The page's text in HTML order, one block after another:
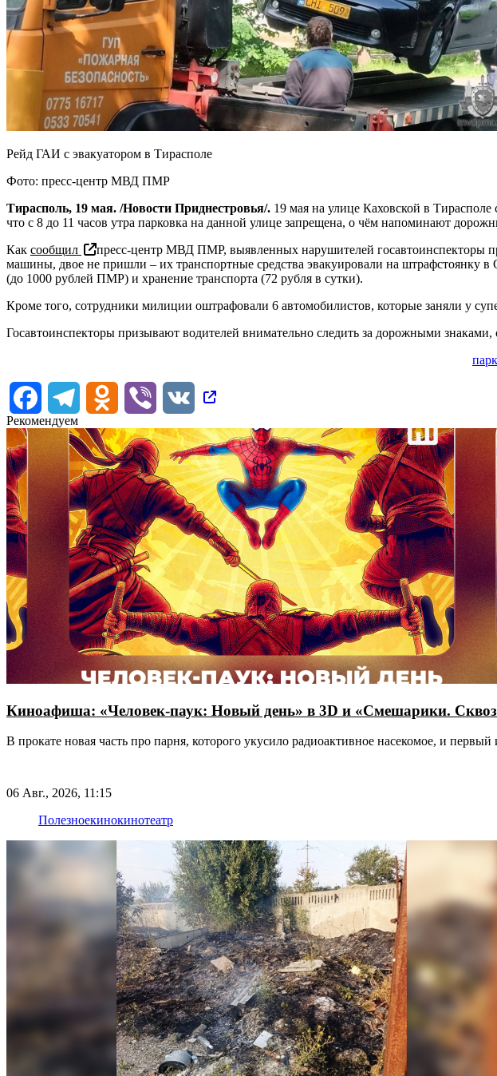
Рейд ГАИ с эвакуатором в Тирасполе
Фото: пресс-центр МВД ПМР
Тирасполь, 19 мая. /Новости Приднестровья/. 19 мая на улице Каховской в
что с 8 до 11 часов утра парковка на данной улице запрещена, о чём напоминают
Как сообщил
пресс-центр МВД ПМР, выявленных нарушителей госавтоинспекторы
машины, двое не пришли – их транспортные средства эвакуировали на штрафстоянку
(до 1000 рублей ПМР) и хранение транспорта (72 рубля в сутки).
Кроме того, сотрудники милиции оштрафовали 6 автомобилистов, которые заняли у
Госавтоинспекторы призывают водителей внимательно следить за дорожными
FacebookTelegram Odnoklassniki
Viber
VK
Рекомендуем
Киноафиша: «Человек-паук: Новый день» в 3D и «Смешарики.
В прокате новая часть про парня, которого укусило радиоактивное насекомое, и
06 Авг., 2026, 11:15
Полезноекинокинотеатр